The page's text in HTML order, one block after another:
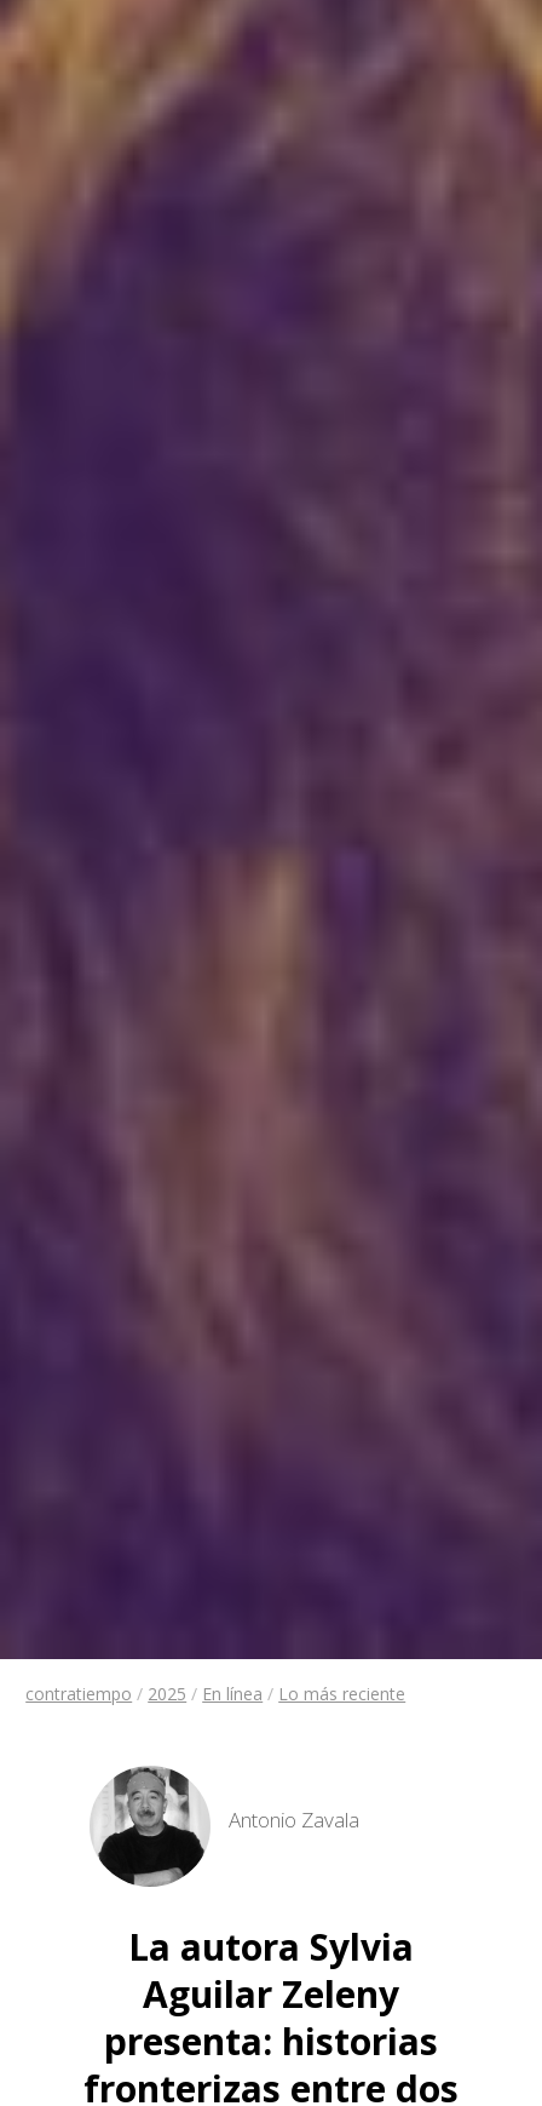
contratiempo / 2025 / En línea / Lo más reciente
Antonio Zavala
La autora Sylvia
Aguilar Zeleny
presenta: historias
fronterizas entre dos